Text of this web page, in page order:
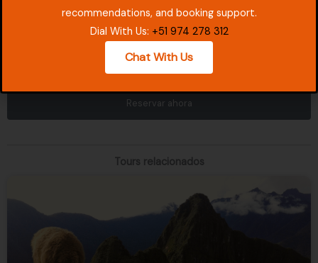
Reservar ahora
Tours relacionados
recommendations, and booking support.
Dial With Us: +51 974 278 312
Chat With Us